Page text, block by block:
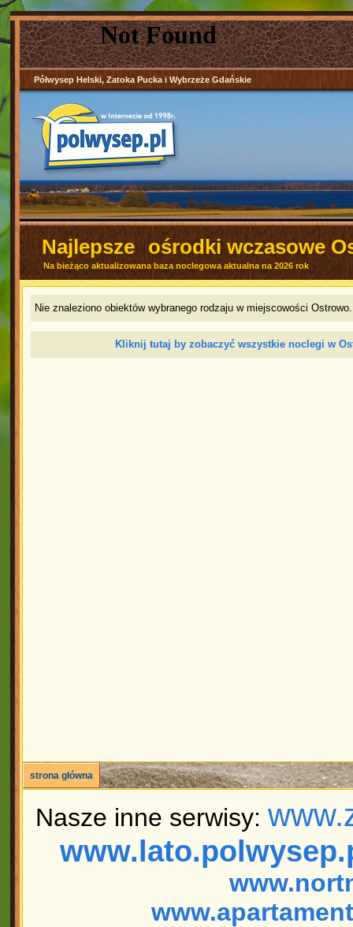
Półwysep Helski, Zatoka Pucka i Wybrzeże Gdańskie
Najlepsze ośrodki wczasowe
Na bieżąco aktualizowana baza noclegowa aktualna na 2026 rok
Nie znaleziono obiektów wybranego rodzaju w miejscowości
Kliknij tutaj by zobaczyć wszystkie noclegi w
strona główna
Nasze inne serwisy: